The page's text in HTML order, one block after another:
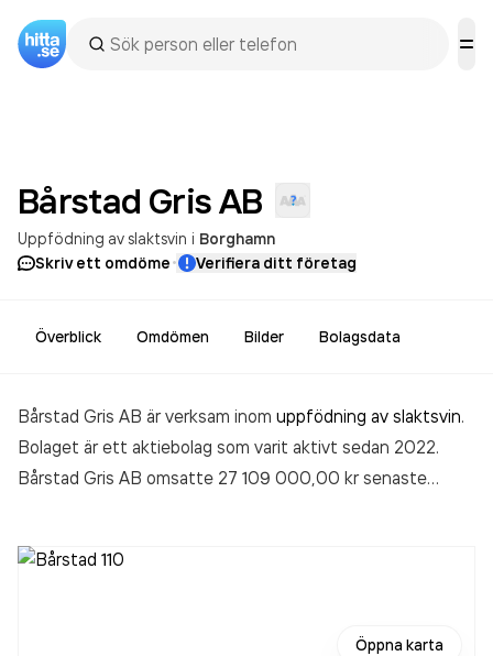
Bårstad GrisAB
Uppfödning av slaktsvin i Borghamn
Skriv ett omdöme· Verifiera ditt företag
Överblick Omdömen Bilder Bolagsdata
Bårstad Gris AB är verksam inom uppfödning av slaktsvin.
Bolaget är ett aktiebolag som varit aktivt sedan 2022.
Bårstad Gris AB omsatte 27 109 000,00 krsenaste
Öppna karta